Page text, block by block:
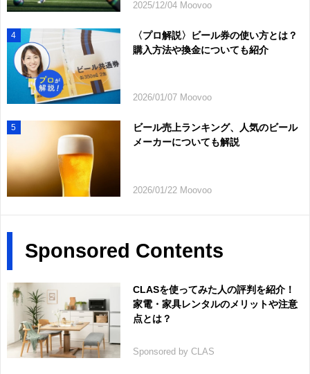
2025/12/04 Moovoo
4
〈プロ解説〉ビール券の使い方とは？
購入方法や換金についても紹介
2026/01/07 Moovoo
5
ビール売上ランキング、人気のビール
メーカーについても解説
2026/01/22 Moovoo
Sponsored Contents
CLASを使ってみた人の評判を紹介！
家電・家具レンタルのメリットや注意
点とは？
Sponsored by CLAS